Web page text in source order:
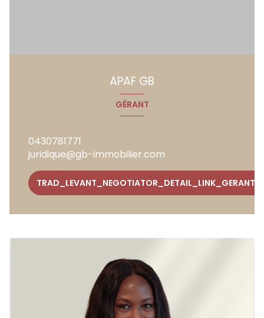
APAF GB
GÉRANT
0430781771
juridique@gb-immobilier.com
TRAD_LEVANT_NEGOTIATOR_DETAIL_LINK_GERANT